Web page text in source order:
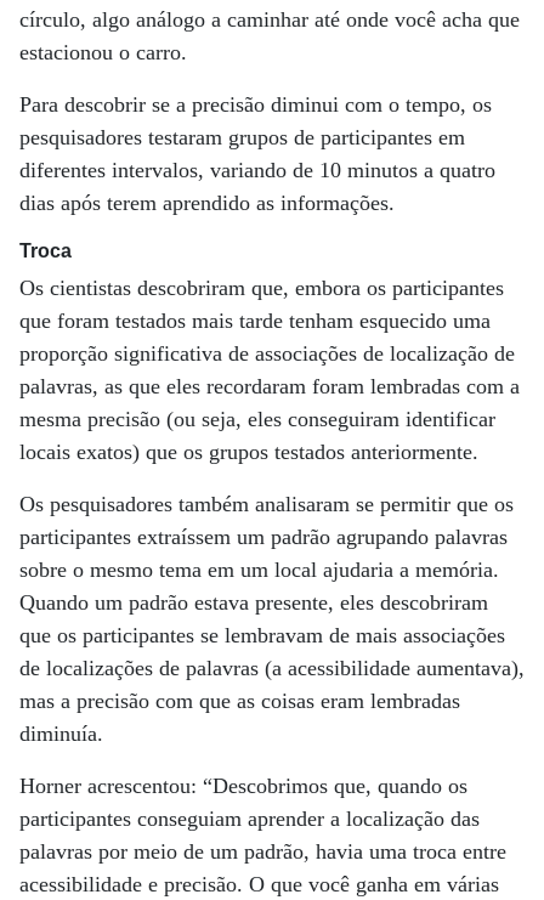
círculo, algo análogo a caminhar até onde você acha que
estacionou o carro.
Para descobrir se a precisão diminui com o tempo, os
pesquisadores testaram grupos de participantes em
diferentes intervalos, variando de 10 minutos a quatro
dias após terem aprendido as informações.
Troca
Os cientistas descobriram que, embora os participantes
que foram testados mais tarde tenham esquecido uma
proporção significativa de associações de localização de
palavras, as que eles recordaram foram lembradas com a
mesma precisão (ou seja, eles conseguiram identificar
locais exatos) que os grupos testados anteriormente.
Os pesquisadores também analisaram se permitir que os
participantes extraíssem um padrão agrupando palavras
sobre o mesmo tema em um local ajudaria a memória.
Quando um padrão estava presente, eles descobriram
que os participantes se lembravam de mais associações
de localizações de palavras (a acessibilidade aumentava),
mas a precisão com que as coisas eram lembradas
diminuía.
Horner acrescentou: “Descobrimos que, quando os
participantes conseguiam aprender a localização das
palavras por meio de um padrão, havia uma troca entre
acessibilidade e precisão. O que você ganha em várias